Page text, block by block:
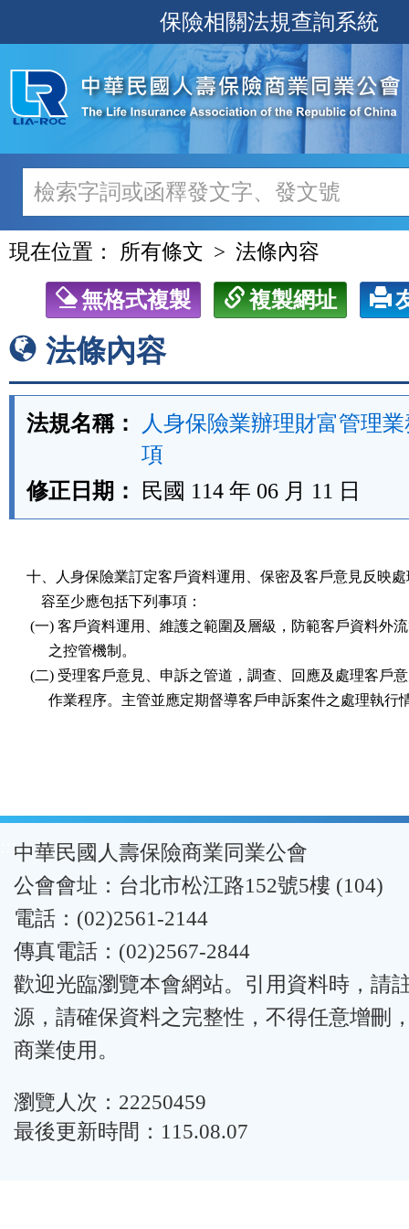
至
主
內
容
保險相關法規查詢系統
現在位置： 所有條文 法條內容
無格式複製 複製網址
法條內容
法規名稱：
人身保險業辦理財富管理
項
修正日期：
民國 114 年 06 月 11 日
十、人身保險業訂定客戶資料運用、保密及客戶意見反映
    容至少應包括下列事項：
(一) 客戶資料運用、維護之範圍及層級，防範客戶資料外
      之控管機制。
(二) 受理客戶意見、申訴之管道，調查、回應及處理客戶
作業程序。主管並應定期督導客戶申訴案件之處理執行
:::中華民國人壽保險商業同業公會
公會會址：台北市松江路152號5樓 (104)
電話：(02)2561-2144
傳真電話：(02)2567-2844
歡迎光臨瀏覽本會網站。引用資料時，請
源，請確保資料之完整性，不得任意增刪
商業使用。
瀏覽人次：22250459
最後更新時間：115.08.07